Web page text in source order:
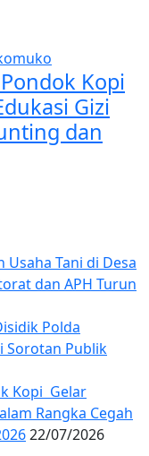
Kopi
Gizi
dan
Tani di Desa
dan APH Turun
Polda
Sorotan Publik
Kopi Gelar
Rangka Cegah
22/07/2026